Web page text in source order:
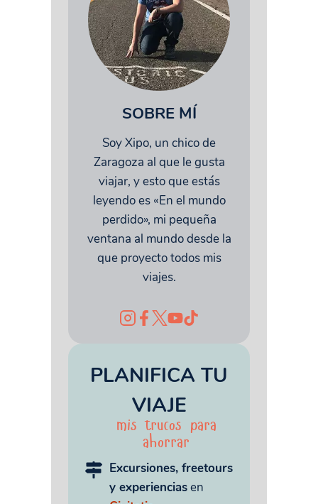
SOBRE MÍ
Soy Xipo, un chico de
Zaragoza al que le gusta
viajar, y esto que estás
leyendo es «En el mundo
perdido», mi pequeña
ventana al mundo desde la
que proyecto todos mis
viajes.
PLANIFICA TU
VIAJE
mis trucos para
ahorrar
Excursiones, freetours
y experienciasen